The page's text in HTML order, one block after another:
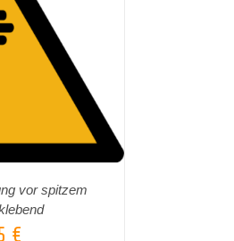
vor spitzem
€